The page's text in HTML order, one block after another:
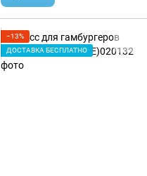
−13%
ДОСТАВКА БЕСПЛАТНО